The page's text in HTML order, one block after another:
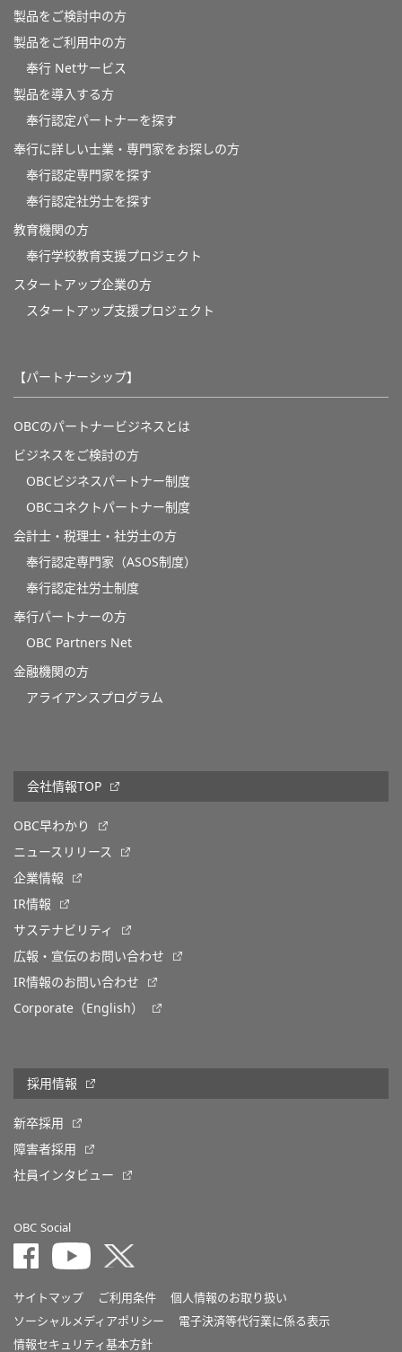
製品をご検討中の方
製品をご利用中の方
奉行 Netサービス
製品を導入する方
奉行認定パートナーを探す
奉行に詳しい士業・専門家をお探しの方
奉行認定専門家を探す
奉行認定社労士を探す
教育機関の方
奉⾏学校教育⽀援プロジェクト
スタートアップ企業の方
スタートアップ支援プロジェクト
【パートナーシップ】
OBCのパートナービジネスとは
ビジネスをご検討の方
OBCビジネスパートナー制度
OBCコネクトパートナー制度
会計士・税理士・社労士の方
奉行認定専門家（ASOS制度）
奉行認定社労士制度
奉行パートナーの方
OBC Partners Net
金融機関の方
アライアンスプログラム
会社情報TOP
OBC早わかり
ニュースリリース
企業情報
IR情報
サステナビリティ
広報・宣伝のお問い合わせ
IR情報のお問い合わせ
Corporate（English）
採用情報
新卒採用
障害者採用
社員インタビュー
OBC Social
サイトマップ ご利用条件
個人情報のお取り扱い
ソーシャルメディアポリシー
電子決済等代行業に係る表示
情報セキュリティ基本方針